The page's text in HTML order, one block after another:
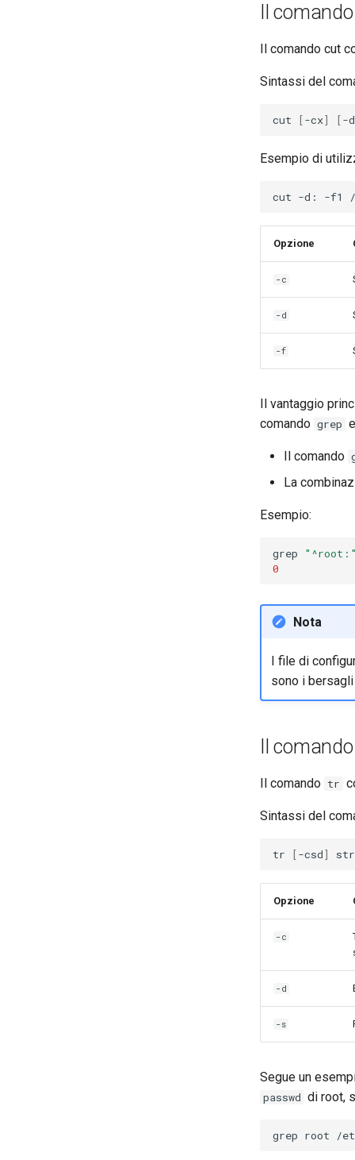
Il comando
Il comando cut
Sintassi del
cut [-cx] [-
Esempio di
cut -d: -f1
Opzione
-c
-d
-f
Il vantaggio
comando grep
Il comando
La
Esempio:
grep "^root:"
0
Nota
I file di
sono i
Il comando
Il comando tr
Sintassi del
tr [-csd]
Opzione
-c
-d
-s
Segue un
passwd di root,
grep root